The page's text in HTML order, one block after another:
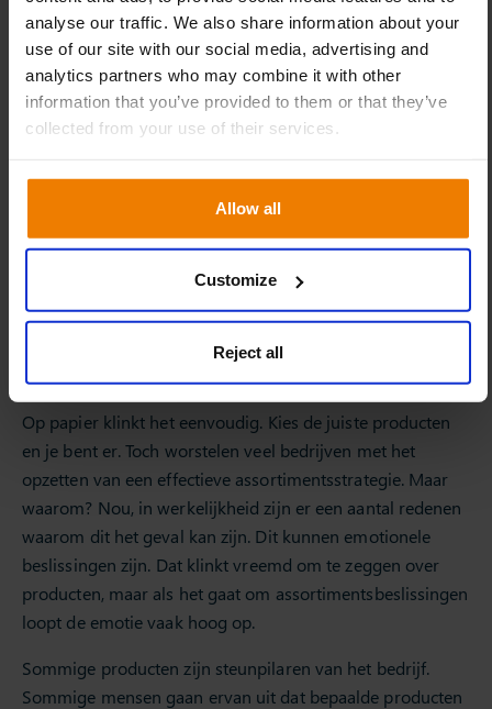
analyse our traffic. We also share information about your
use of our site with our social media, advertising and
analytics partners who may combine it with other
information that you’ve provided to them or that they’ve
collected from your use of their services.
Allow all
Customize
Reject all
Belemmeringen voor effectief
assortimentsbeheer
Op papier klinkt het eenvoudig. Kies de juiste producten
en je bent er. Toch worstelen veel bedrijven met het
opzetten van een effectieve assortimentsstrategie. Maar
waarom? Nou, in werkelijkheid zijn er een aantal redenen
waarom dit het geval kan zijn. Dit kunnen emotionele
beslissingen zijn. Dat klinkt vreemd om te zeggen over
producten, maar als het gaat om assortimentsbeslissingen
loopt de emotie vaak hoog op.
Sommige producten zijn steunpilaren van het bedrijf.
Sommige mensen gaan ervan uit dat bepaalde producten